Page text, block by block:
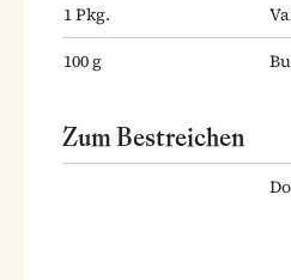
1Pkg.
100g
Zum Bestreichen